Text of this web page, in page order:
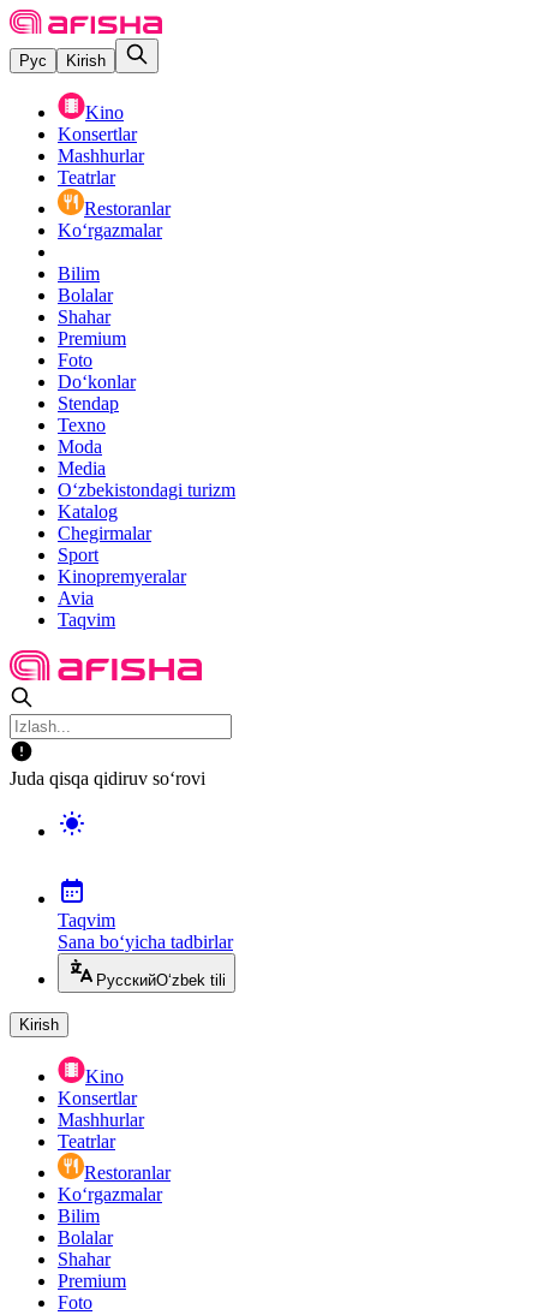
Рус Kirish
Kino
Konsertlar
Mashhurlar
Teatrlar
Restoranlar
Ko‘rgazmalar
Bilim
Bolalar
Shahar
Premium
Foto
Do‘konlar
Stendap
Texno
Moda
Media
O‘zbekistondagi turizm
Katalog
Chegirmalar
Sport
Kinopremyeralar
Avia
Taqvim
Juda qisqa qidiruv so‘rovi
Taqvim
Sana bo‘yicha tadbirlar
РусскийO‘zbek tili
Kirish
Kino
Konsertlar
Mashhurlar
Teatrlar
Restoranlar
Ko‘rgazmalar
Bilim
Bolalar
Shahar
Premium
Foto